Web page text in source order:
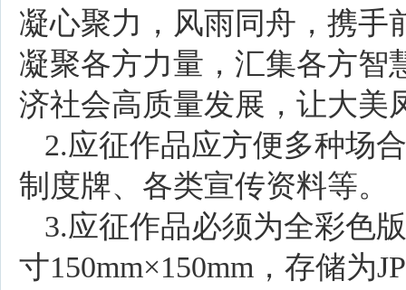
凝心聚力，风雨同舟，携手
凝聚各方力量，汇集各方智
济社会高质量发展，让大美
2.应征作品应方便多种场
制度牌、各类宣传资料等。
3.应征作品必须为全彩色
寸150mm×150mm，存储为